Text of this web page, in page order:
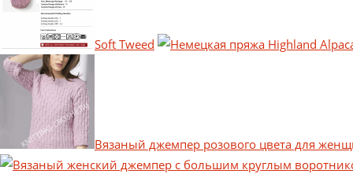
Soft Tweed
Вязаный джемпер розового цвета для